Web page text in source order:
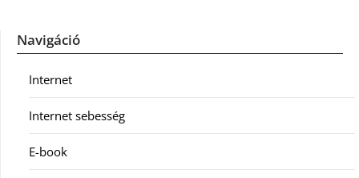
Navigáció
Internet
Internet sebesség
E-book